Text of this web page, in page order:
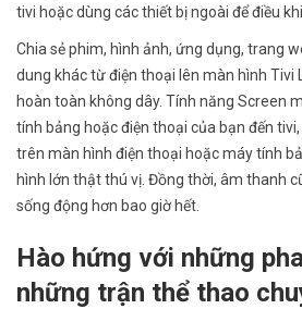
tivi hoặc dùng các thiết bị ngoài để điều
Chia sẻ phim, hình ảnh, ứng dụng, trang
dung khác từ điện thoại lên màn hình Tivi
hoàn toàn không dây. Tính năng Screen
tính bảng hoặc điện thoại của bạn đến
trên màn hình điện thoại hoặc máy tính
hình lớn thật thú vị. Đồng thời, âm thanh
sống động hơn bao giờ hết.
Hào hứng với những
những trận thể thao